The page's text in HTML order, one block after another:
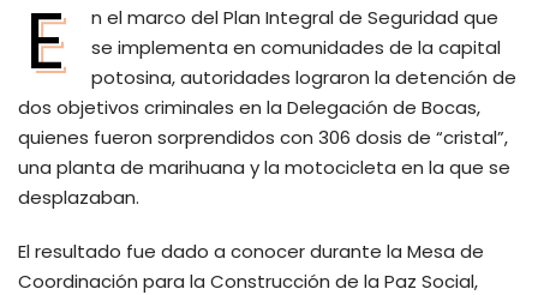
E
n el marco del Plan Integral de Seguridad que
se implementa en comunidades de la capital
potosina, autoridades lograron la detención de
dos objetivos criminales en la Delegación de Bocas,
quienes fueron sorprendidos con 306 dosis de “cristal”,
una planta de marihuana y la motocicleta en la que se
desplazaban.
El resultado fue dado a conocer durante la Mesa de
Coordinación para la Construcción de la Paz Social,